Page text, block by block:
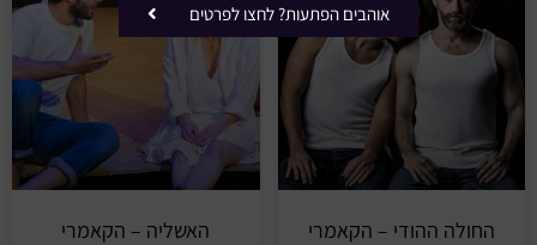
החולה ההודי – הקאמרי האשליה – הקאמרי
אוהבים הפתעות? לחצו לפרטים